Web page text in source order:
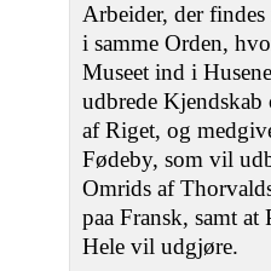
Arbeider, der
i samme Orden,
Museet ind i
udbrede
af Riget, og
Fødeby, som vil
Omrids af
paa Fransk, samt
Hele vil udgjøre.